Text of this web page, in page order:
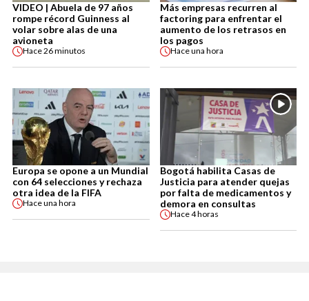
VIDEO | Abuela de 97 años
rompe récord Guinness al
volar sobre alas de una
avioneta
Hace26 minutos
Más empresas recurren al
factoring para enfrentar el
aumento de los retrasos en
los pagos
Haceuna hora
Europa se opone a un Mundial
con 64 selecciones y rechaza
otra idea de la FIFA
Haceuna hora
Bogotá habilita Casas de
Justicia para atender quejas
por falta de medicamentos y
demora en consultas
Hace4 horas